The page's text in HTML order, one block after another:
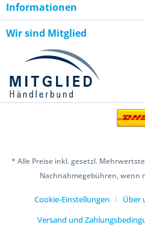
Informationen
Wir sind Mitglied
* Alle Preise inkl. gesetzl.
Nachnahmegebühren, wenn
Cookie-Einstellungen Über
Versand und